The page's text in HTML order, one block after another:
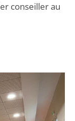
conseiller au